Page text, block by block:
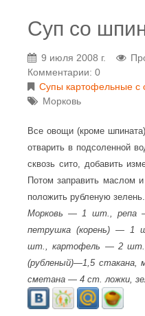
Суп со
9 июля 2008 г.
Комментарии: 0
Супы картофельные с
Морковь
Все овощи (кроме
отварить в подсоленной
сквозь сито, добавить
Потом заправить маслом
положить рубленую
Морковь — 1 шт., репа
петрушка (корень) — 1
шт., картофель — 2
(рубленый)—1,5 стакана,
сметана — 4 ст. ложки,